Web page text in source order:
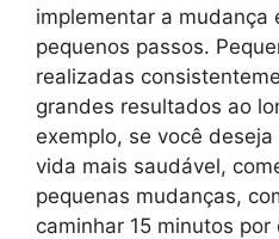
implementar a mudança
pequenos passos.
realizadas
grandes resultados ao
exemplo, se você
vida mais saudável,
pequenas mudanças,
caminhar 15 minutos